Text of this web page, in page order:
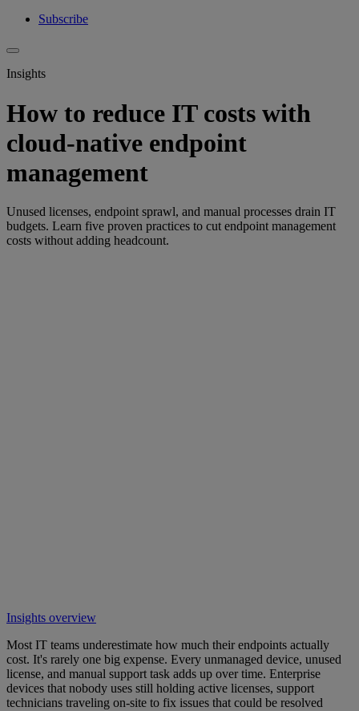
Subscribe
Insights
How to reduce IT costs with
cloud-native endpoint
management
Unused licenses, endpoint sprawl, and manual processes drain IT
budgets. Learn five proven practices to cut endpoint management
costs without adding headcount.
Insights overview
Most IT teams underestimate how much their endpoints actually
cost. It's rarely one big expense. Every unmanaged device, unused
license, and manual support task adds up over time. Enterprise
devices that nobody uses still holding active licenses, support
technicians traveling on-site to fix issues that could be resolved